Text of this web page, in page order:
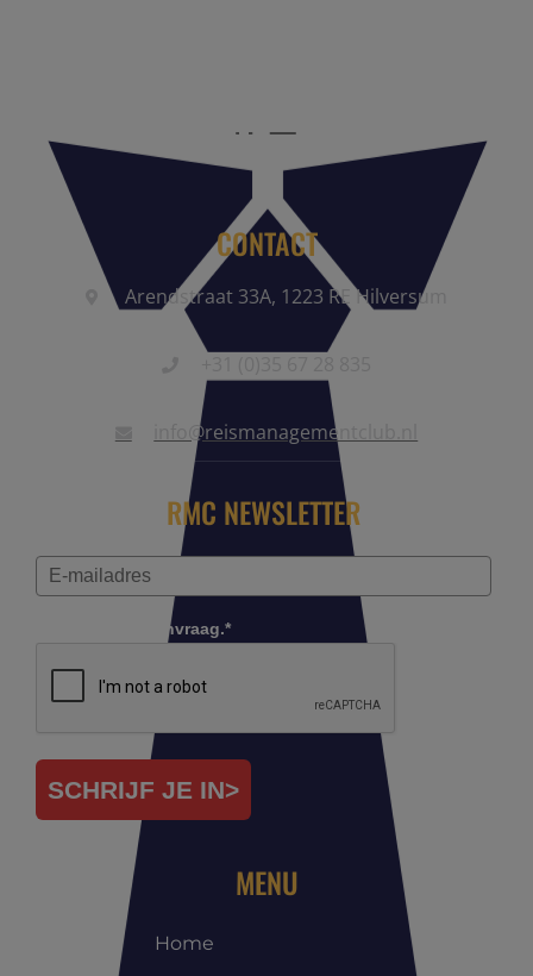
CONTACT
Arendstraat 33A, 1223 RE Hilversum
info@reismanagementclub.nl
RMC NEWSLETTER
Controleer je aanvraag.*
SCHRIJF JE IN>
MENU
Home